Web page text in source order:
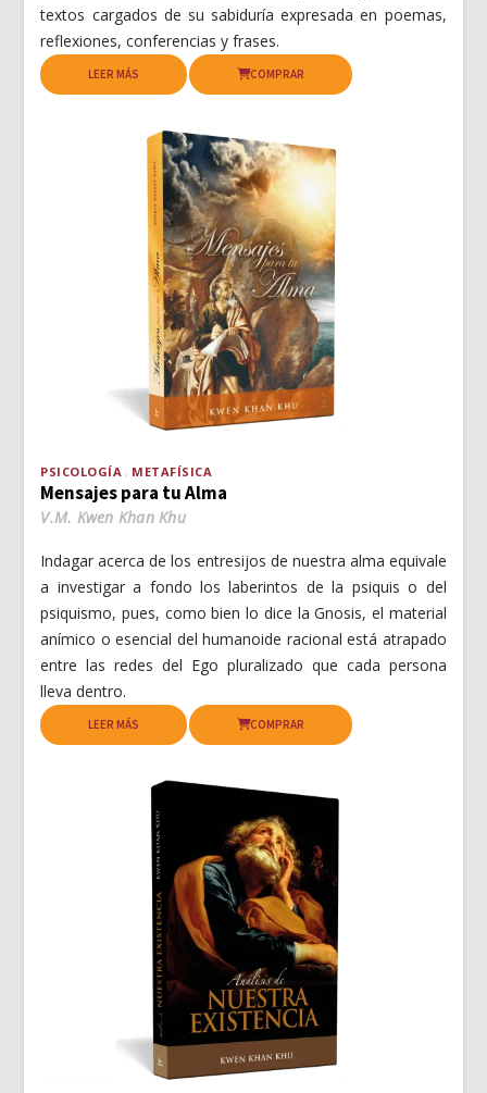
textos cargados de su sabiduría expresada en poemas,
reflexiones, conferencias y frases.
LEER MÁS COMPRAR
PSICOLOGÍA METAFÍSICA
Mensajes para tu Alma
V.M. Kwen Khan Khu
Indagar acerca de los entresijos de nuestra alma equivale
a investigar a fondo los laberintos de la psiquis o del
psiquismo, pues, como bien lo dice la Gnosis, el material
anímico o esencial del humanoide racional está atrapado
entre las redes del Ego pluralizado que cada persona
lleva dentro.
LEER MÁS COMPRAR